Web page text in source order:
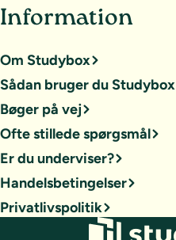
Information
Om Studybox
Sådan bruger du Studybox
Bøger på vej
Ofte stillede spørgsmål
Er du underviser?
Handelsbetingelser
Privatlivspolitik